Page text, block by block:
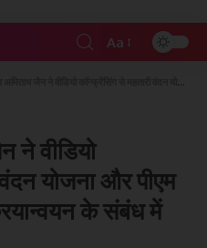
Aa
ने वीडियो
योजना और पीएम
के संबंध में